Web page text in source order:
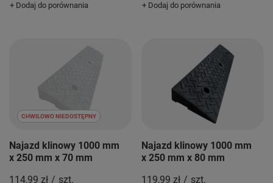
+ Dodaj do porównania + Dodaj do porównania
CHWILOWO NIEDOSTĘPNY
Najazd klinowy 1000 mm
x 250 mm x 70 mm
114,99 zł / szt.
Najazd klinowy 1000 mm
x 250 mm x 80 mm
119,99 zł / szt.